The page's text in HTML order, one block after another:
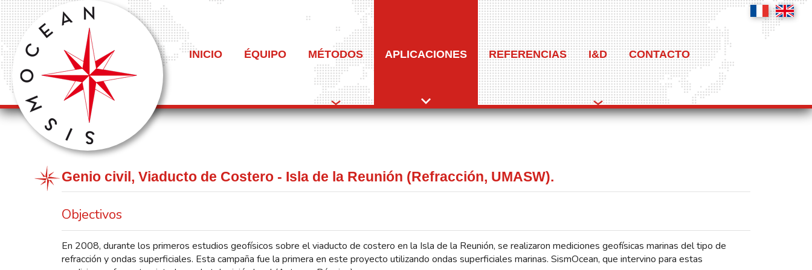
INICIO ÉQUIPO MÉTODOS APLICACIONES REFERENCIAS I&D CONTACTO
Genio civil, Viaducto de Costero - Isla de la Reunión (Refracción, UMASW).
Objectivos
En 2008, durante los primeros estudios geofísicos sobre el viaducto de costero en la Isla de la Reunión, se realizaron mediciones geofísicas marinas del tipo de
refracción y ondas superficiales. Esta campaña fue la primera en este proyecto utilizando ondas superficiales marinas. SismOcean, que intervino para estas